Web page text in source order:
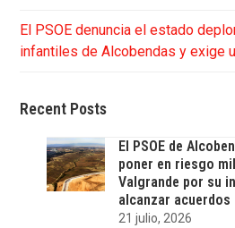
El PSOE denuncia el estado
infantiles de Alcobendas y exige
Recent Posts
El PSOE de
poner en riesgo
Valgrande por su
alcanzar acuerdos
21 julio, 2026